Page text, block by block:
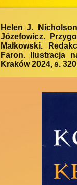
Helen J.
Józefowicz.
Małkowski.
Faron. Ilustracja
Kraków 2024, s.